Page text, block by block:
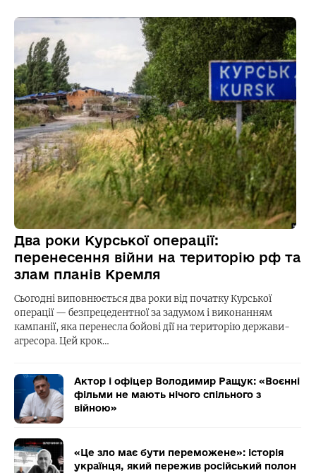
Два роки Курської операції:
перенесення війни на територію рф та
злам планів Кремля
Сьогодні виповнюється два роки від початку Курської
операції — безпрецедентної за задумом і виконанням
кампанії, яка перенесла бойові дії на територію держави-
агресора. Цей крок…
Актор і офіцер Володимир Ращук: «Воєнні
фільми не мають нічого спільного з
війною»
«Це зло має бути переможене»: історія
українця, який пережив російський полон